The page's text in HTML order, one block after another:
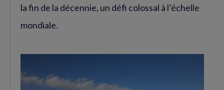
la fin de la décennie, un défi colossal à l’échelle
mondiale.